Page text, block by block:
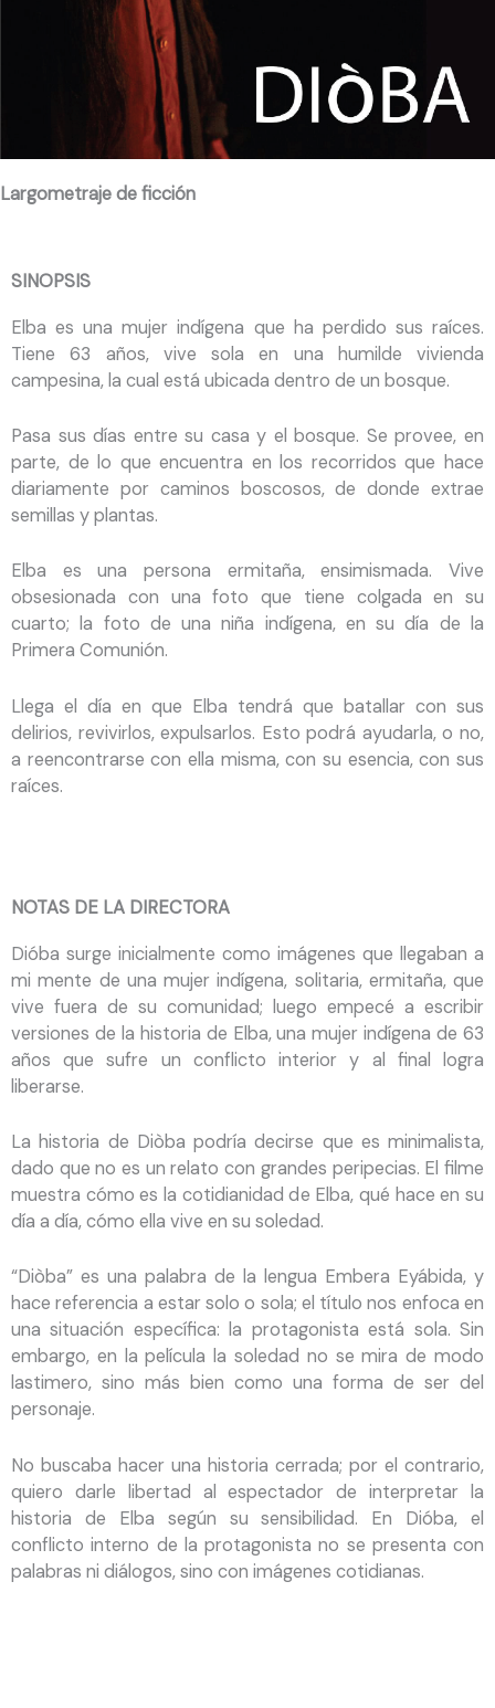
Largometraje de ficción
SINOPSIS
Elba es una mujer indígena que ha perdido sus raíces.
Tiene 63 años, vive sola en una humilde vivienda
campesina, la cual está ubicada dentro de un bosque.
Pasa sus días entre su casa y el bosque. Se provee, en
parte, de lo que encuentra en los recorridos que hace
diariamente por caminos boscosos, de donde extrae
semillas y plantas.
Elba es una persona ermitaña, ensimismada. Vive
obsesionada con una foto que tiene colgada en su
cuarto; la foto de una niña indígena, en su día de la
Primera Comunión.
Llega el día en que Elba tendrá que batallar con sus
delirios, revivirlos, expulsarlos. Esto podrá ayudarla, o no,
a reencontrarse con ella misma, con su esencia, con sus
raíces.
NOTAS DE LA DIRECTORA
Dióba surge inicialmente como imágenes que llegaban a
mi mente de una mujer indígena, solitaria, ermitaña, que
vive fuera de su comunidad; luego empecé a escribir
versiones de la historia de Elba, una mujer indígena de 63
años que sufre un conflicto interior y al final logra
liberarse.
La historia de Diòba podría decirse que es minimalista,
dado que no es un relato con grandes peripecias. El filme
muestra cómo es la cotidianidad de Elba, qué hace en su
día a día, cómo ella vive en su soledad.
“Diòba” es una palabra de la lengua Embera Eyábida, y
hace referencia a estar solo o sola; el título nos enfoca en
una situación específica: la protagonista está sola. Sin
embargo, en la película la soledad no se mira de modo
lastimero, sino más bien como una forma de ser del
personaje.
No buscaba hacer una historia cerrada; por el contrario,
quiero darle libertad al espectador de interpretar la
historia de Elba según su sensibilidad. En Dióba, el
conflicto interno de la protagonista no se presenta con
palabras ni diálogos, sino con imágenes cotidianas.